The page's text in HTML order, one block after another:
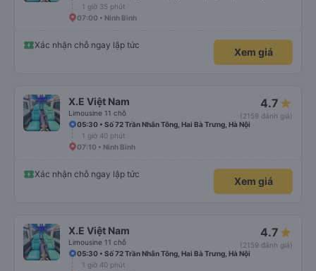
1 giờ 35 phút
07:00 • Ninh Bình
Xác nhận chỗ ngay lập tức
Xem giá
X.E Việt Nam
Limousine 11 chỗ
4.7
(2159 đánh giá)
05:30 • Số 72 Trần Nhân Tông, Hai Bà Trưng, Hà Nội
1 giờ 40 phút
07:10 • Ninh Bình
Xác nhận chỗ ngay lập tức
Xem giá
X.E Việt Nam
Limousine 11 chỗ
4.7
(2159 đánh giá)
05:30 • Số 72 Trần Nhân Tông, Hai Bà Trưng, Hà Nội
1 giờ 40 phút